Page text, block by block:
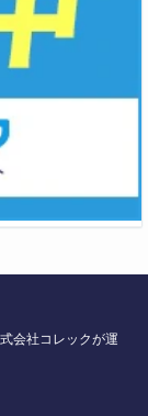
会社コレックが運